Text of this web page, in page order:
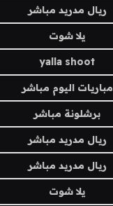
ريال مدريد مباشر
يلا شوت
yalla shoot
مباريات اليوم مباشر
برشلونة مباشر
ريال مدريد مباشر
ريال مدريد مباشر
يلا شوت